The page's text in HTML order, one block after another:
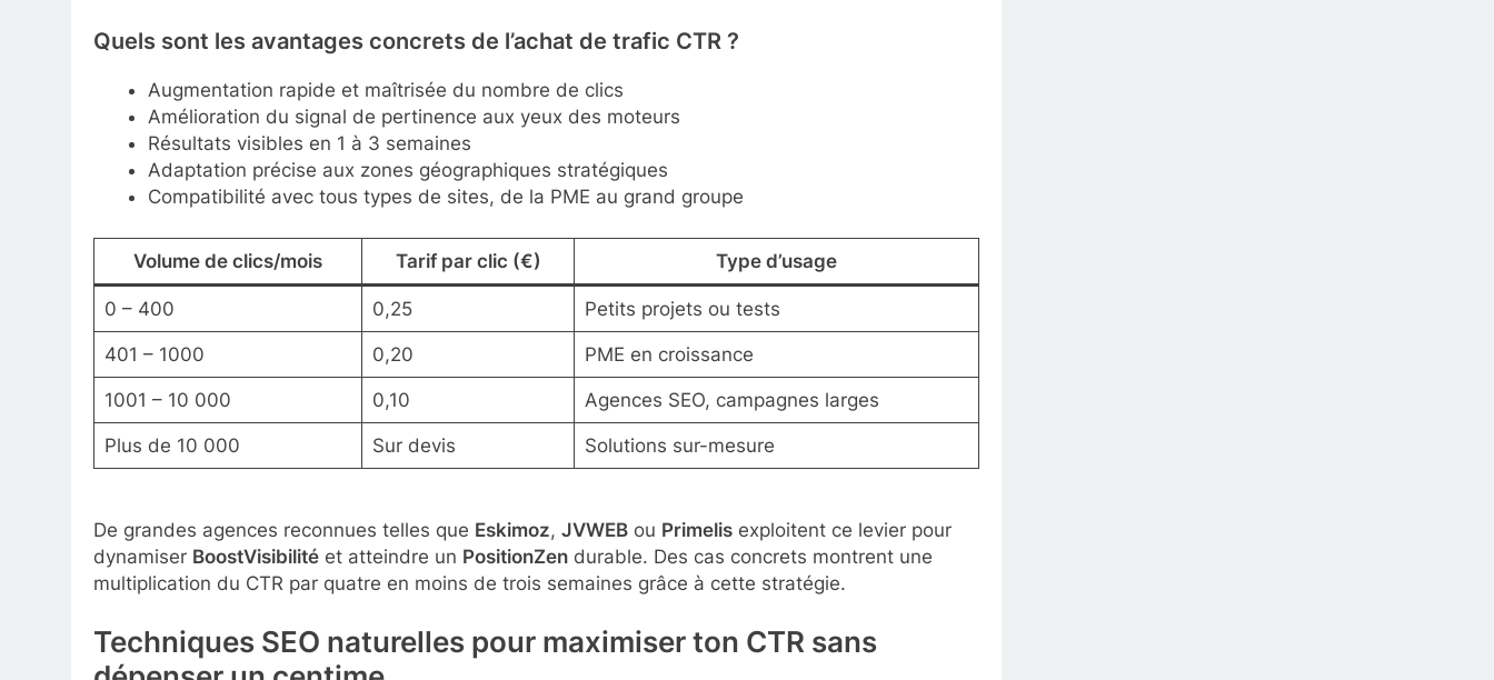
Quels sont les avantages concrets de l’achat de trafic CTR ?
Augmentation rapide et maîtrisée du nombre de clics
Amélioration du signal de pertinence aux yeux des moteurs
Résultats visibles en 1 à 3 semaines
Adaptation précise aux zones géographiques stratégiques
Compatibilité avec tous types de sites, de la PME au grand groupe
Volume de clics/mois Tarif par clic (€) Type d’usage
0 – 400 0,25 Petits projets ou tests
401 – 1000 0,20 PME en croissance
1001 – 10 000 0,10 Agences SEO, campagnes larges
Plus de 10 000 Sur devis Solutions sur-mesure
De grandes agences reconnues telles que Eskimoz, JVWEB ou Primelis exploitent ce levier pour
dynamiser BoostVisibilité et atteindre un PositionZen durable. Des cas concrets montrent une
multiplication du CTR par quatre en moins de trois semaines grâce à cette stratégie.
Techniques SEO naturelles pour maximiser ton CTR sans